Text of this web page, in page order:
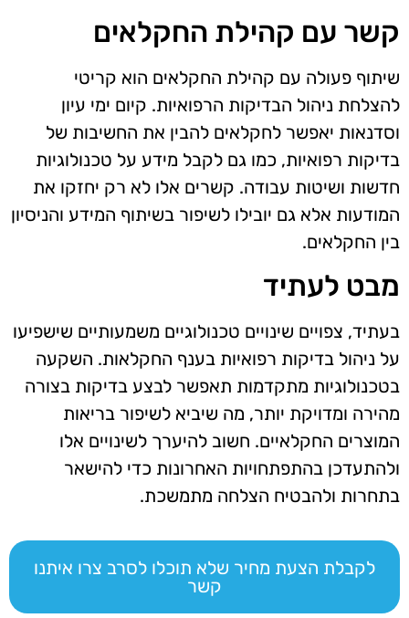
קשר עם קהילת החקלאים
שיתוף פעולה עם קהילת החקלאים הוא קריטי
להצלחת ניהול הבדיקות הרפואיות. קיום ימי עיון
וסדנאות יאפשר לחקלאים להבין את החשיבות של
בדיקות רפואיות, כמו גם לקבל מידע על טכנולוגיות
חדשות ושיטות עבודה. קשרים אלו לא רק יחזקו את
המודעות אלא גם יובילו לשיפור בשיתוף המידע והניסיון
בין החקלאים.
מבט לעתיד
בעתיד, צפויים שינויים טכנולוגיים משמעותיים שישפיעו
על ניהול בדיקות רפואיות בענף החקלאות. השקעה
בטכנולוגיות מתקדמות תאפשר לבצע בדיקות בצורה
מהירה ומדויקת יותר, מה שיביא לשיפור בריאות
המוצרים החקלאיים. חשוב להיערך לשינויים אלו
ולהתעדכן בהתפתחויות האחרונות כדי להישאר
בתחרות ולהבטיח הצלחה מתמשכת.
לקבלת הצעת מחיר שלא תוכלו לסרב צרו איתנו
קשר